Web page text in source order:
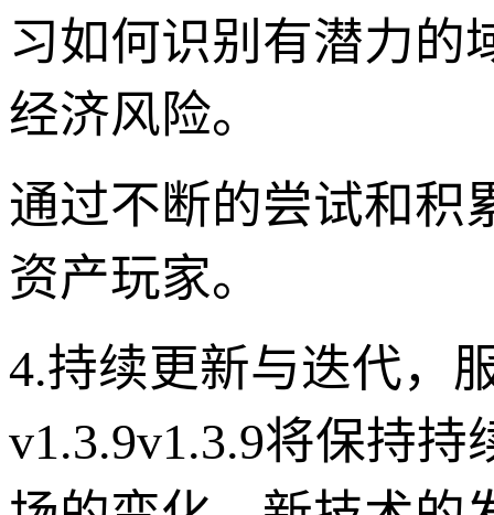
习如何识别有潜力的
经济风险。
通过不断的尝试和积
资产玩家。
4.持续更新与迭代，
v1.3.9v1.3.9将保持